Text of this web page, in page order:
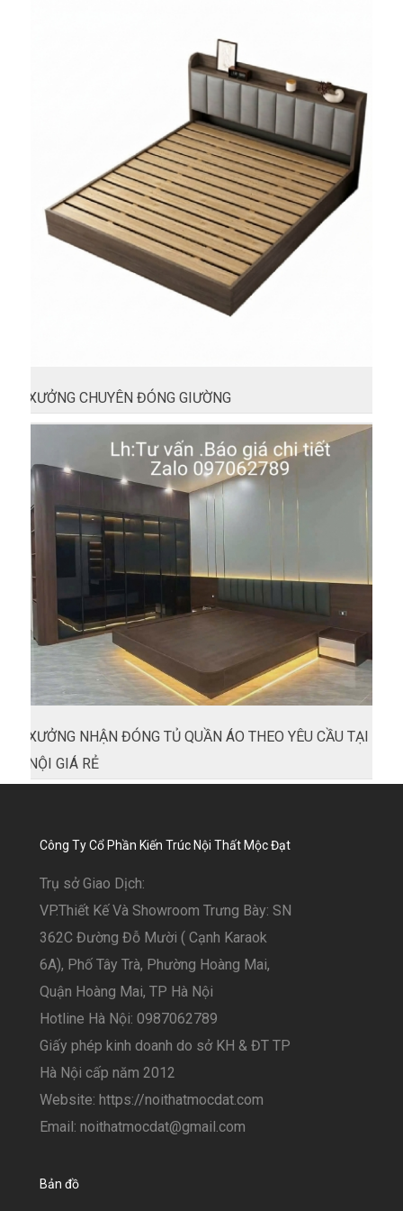
XƯỞNG CHUYÊN ĐÓNG GIƯỜNG
XƯỞNG NHẬN ĐÓNG TỦ QUẦN ÁO THEO YÊU CẦU TẠI HÀ
NỘI GIÁ RẺ
Công Ty Cổ Phần Kiến Trúc Nội Thất Mộc Đạt
Trụ sở Giao Dịch:
VP.Thiết Kế Và Showroom Trưng Bày: SN
362C Đường Đỗ Mười ( Cạnh Karaok
6A), Phố Tây Trà, Phường Hoàng Mai,
Quận Hoàng Mai, TP Hà Nội
Hotline Hà Nội: 0987062789
Giấy phép kinh doanh do sở KH & ĐT TP
Hà Nội cấp năm 2012
Website: https://noithatmocdat.com
Email: noithatmocdat@gmail.com
Bản đồ